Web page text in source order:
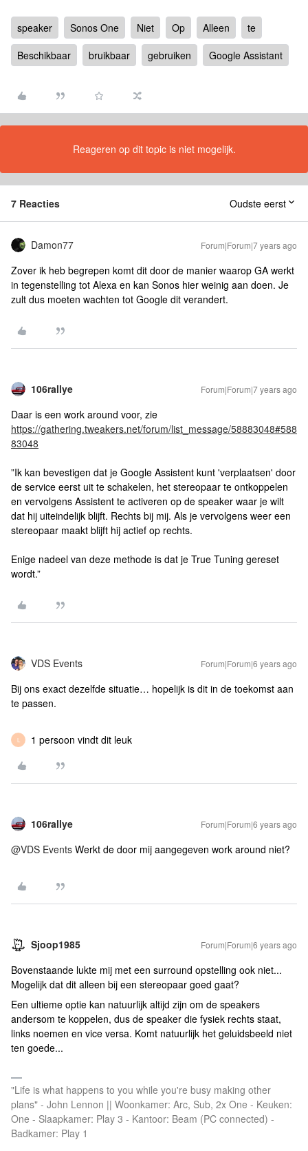
speaker Sonos One Niet Op Alleen
te
Beschikbaar
bruikbaar gebruiken Google Assistant
Reageren op dit topic is niet mogelijk.
7 Reacties Oudste eerst
Damon77 Forum|Forum|7 years ago
Zover ik heb begrepen komt dit door de manier waarop GA werkt
in tegenstelling tot Alexa en kan Sonos hier weinig aan doen. Je
zult dus moeten wachten tot Google dit verandert.
106rallye Forum|Forum|7 years ago
Daar is een work around voor, zie
https://gathering.tweakers.net/forum/list_message/58883048#588
83048
”Ik kan bevestigen dat je Google Assistent kunt 'verplaatsen' door
de service eerst uit te schakelen, het stereopaar te ontkoppelen
en vervolgens Assistent te activeren op de speaker waar je wilt
dat hij uiteindelijk blijft. Rechts bij mij. Als je vervolgens weer een
stereopaar maakt blijft hij actief op rechts.
Enige nadeel van deze methode is dat je True Tuning gereset
wordt.”
VDS Events Forum|Forum|6 years ago
Bij ons exact dezelfde situatie… hopelijk is dit in de toekomst aan
te passen.
L 1 persoon vindt dit leuk
106rallye Forum|Forum|6 years ago
@VDS Events Werkt de door mij aangegeven work around niet?
Sjoop1985 Forum|Forum|6 years ago
Bovenstaande lukte mij met een surround opstelling ook niet...
Mogelijk dat dit alleen bij een stereopaar goed gaat?
Een ultieme optie kan natuurlijk altijd zijn om de speakers
andersom te koppelen, dus de speaker die fysiek rechts staat,
links noemen en vice versa. Komt natuurlijk het geluidsbeeld niet
ten goede...
"Life is what happens to you while you're busy making other
plans" - John Lennon || Woonkamer: Arc, Sub, 2x One - Keuken:
One - Slaapkamer: Play 3 - Kantoor: Beam (PC connected) -
Badkamer: Play 1